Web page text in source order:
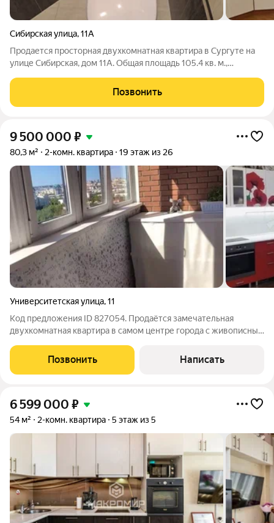
Сибирская улица,11А
Продается просторная двухкомнатная квартира в Сургуте на
улице Сибирская, дом 11А. Общая площадь 105.4 кв. м.,
построенного в 2006 году. Квартира идеально подойдет для
семьи, которая ценит
Позвонить
9 500 000 ₽
80,3 м² 2-комн. квартира 19 этаж из 26
Университетская улица,11
Код предложения ID 827054. Продаётся замечательная
двухкомнатная квартира в самом центре города с живописным
В квартире сделан хороший ремонт. Две раздельные комнаты.
Кухня-гостиная с
Позвонить Написать
6 599 000 ₽
54 м² 2-комн. квартира 5 этаж из 5